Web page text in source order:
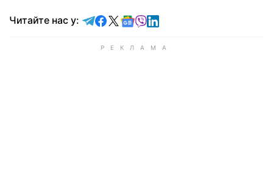
Читайте нас у: Читайте у Telegram
Читайте у Facebook
Читайте у X
Читайте у Google news
Читайте у Viber
Читайте у LinkedIn